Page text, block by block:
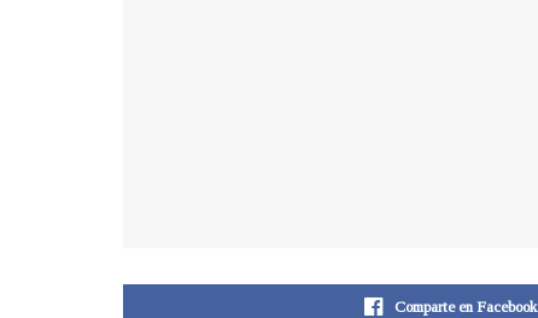
Comparte en Facebook